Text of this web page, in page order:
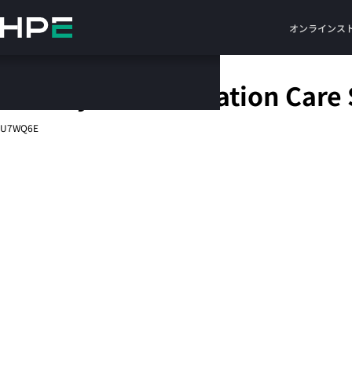
イ
テ
ン
オンラインス
HPE 5 year Foundation
U7WQ6E